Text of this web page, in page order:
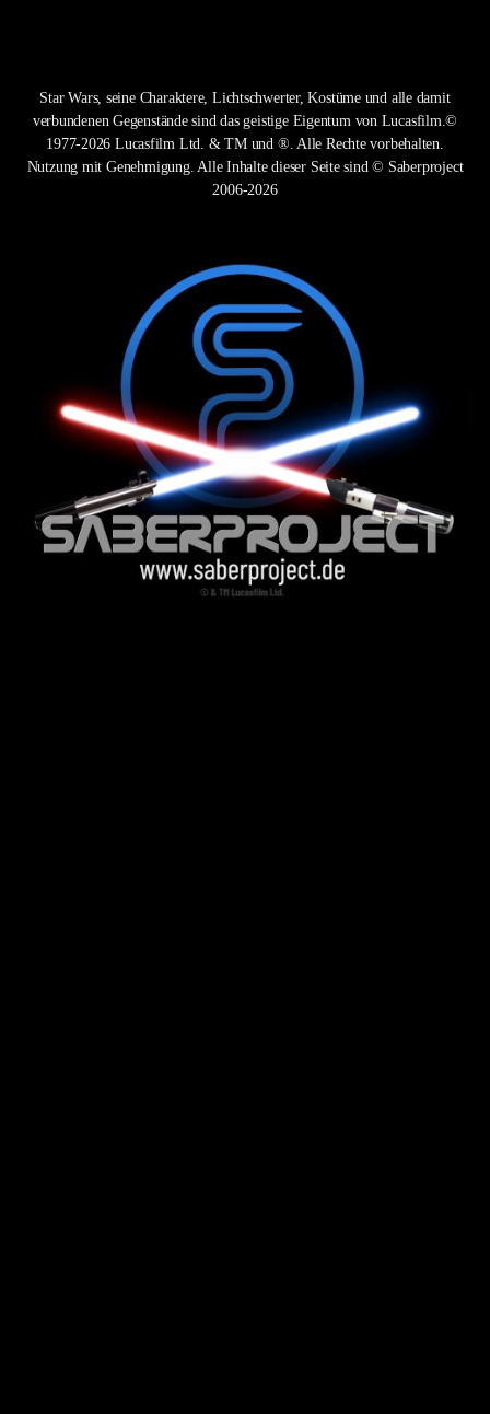
Star Wars, seine Charaktere, Lichtschwerter, Kostüme und alle damit
verbundenen Gegenstände sind das geistige Eigentum von Lucasfilm.©
1977-2026 Lucasfilm Ltd. & TM und ®. Alle Rechte vorbehalten.
Nutzung mit Genehmigung. Alle Inhalte dieser Seite sind © Saberproject
2006-2026